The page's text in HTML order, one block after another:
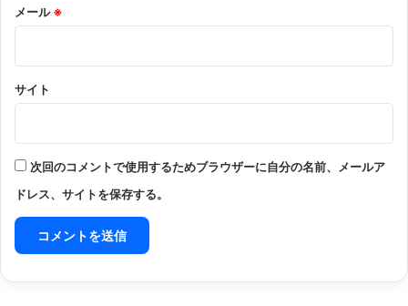
メール※
サイト
次回のコメントで使用するためブラウザーに自分の名前、メールア
ドレス、サイトを保存する。